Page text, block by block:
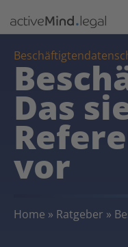
Das
vor
Home » Ratgeber »